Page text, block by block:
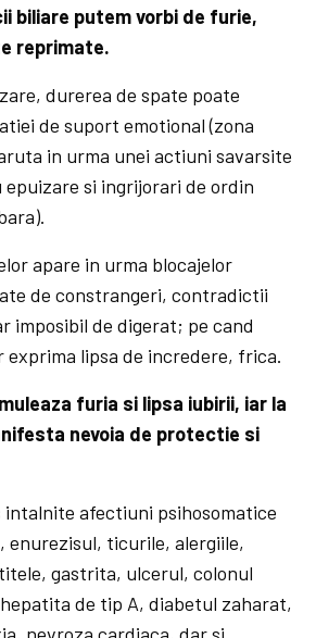
biliare putem vorbi de furie,
reprimate.
durerea de spate poate
de suport emotional (zona
in urma unei actiuni savarsite
epuizare si ingrijorari de ordin
apare in urma blocajelor
de constrangeri, contradictii
imposibil de digerat; pe cand
lipsa de incredere, frica.
furia si lipsa iubirii, iar la
nevoia de protectie si
intalnite afectiuni psihosomatice
enurezisul, ticurile, alergiile,
gastrita, ulcerul, colonul
de tip A, diabetul zaharat,